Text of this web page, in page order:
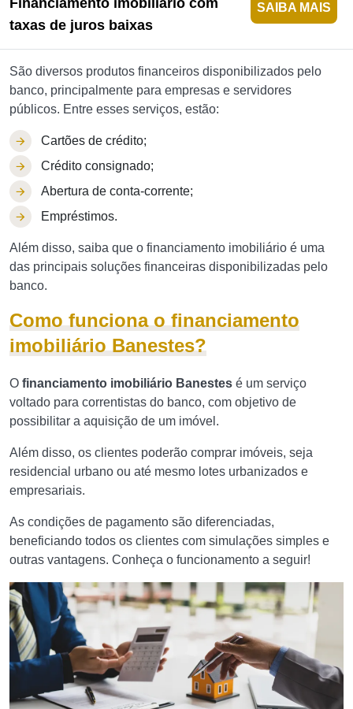
Financiamento imobiliário com
taxas de juros baixas
SAIBA MAIS
São diversos produtos financeiros disponibilizados pelo
banco, principalmente para empresas e servidores
públicos. Entre esses serviços, estão:
Cartões de crédito;
Crédito consignado;
Abertura de conta-corrente;
Empréstimos.
Além disso, saiba que o financiamento imobiliário é uma
das principais soluções financeiras disponibilizadas pelo
banco.
Como funciona o financiamento
imobiliário Banestes?
O financiamento imobiliário Banestes é um serviço
voltado para correntistas do banco, com objetivo de
possibilitar a aquisição de um imóvel.
Além disso, os clientes poderão comprar imóveis, seja
residencial urbano ou até mesmo lotes urbanizados e
empresariais.
As condições de pagamento são diferenciadas,
beneficiando todos os clientes com simulações simples e
outras vantagens. Conheça o funcionamento a seguir!